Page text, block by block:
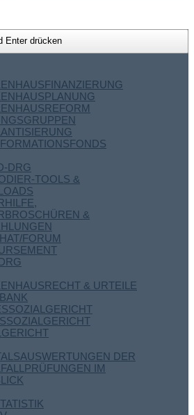
DRG
TOOLS &
&
FORUM
& URTEILE
DER
IM